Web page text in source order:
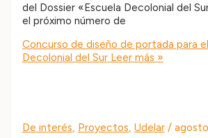
del Dossier «Escuela Decolonial del
el próximo número de
Concurso de diseño de portada para
Decolonial del SurLeer más »
De interés, Proyectos, Udelar/